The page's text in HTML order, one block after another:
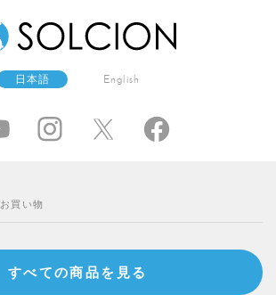
日本語 English
お買い物
すべての商品を見る